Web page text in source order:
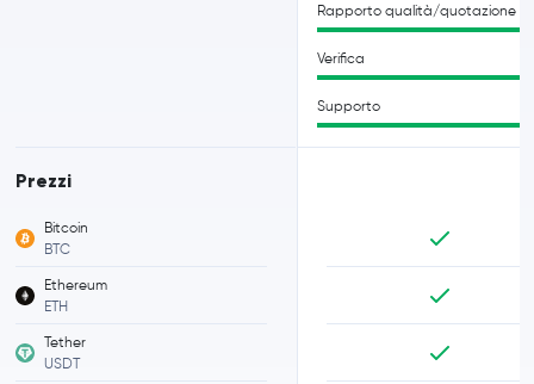
Prezzi
Bitcoin
BTC
Ethereum
ETH
Tether
USDT
Rapporto qualità/quotazione
Verifica
Supporto